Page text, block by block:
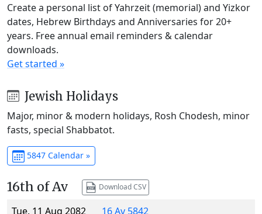
Create a personal list of Yahrzeit (memorial) and Yizkor
dates, Hebrew Birthdays and Anniversaries for 20+
years. Free annual email reminders & calendar
downloads.
Get started »
Jewish Holidays
Major, minor & modern holidays, Rosh Chodesh, minor
fasts, special Shabbatot.
5847 Calendar »
16th of Av Download CSV
Tue, 11 Aug 2082
16 Av 5842